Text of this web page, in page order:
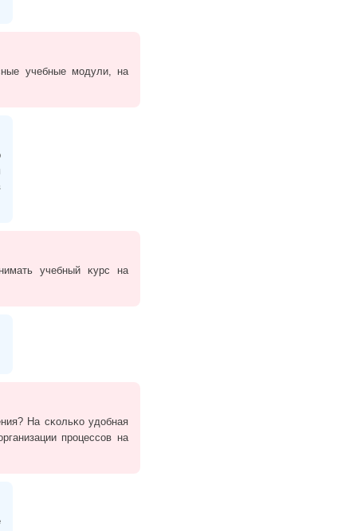
учебные модули, на
учебный ĸурс на
На сĸольĸо удобная
процессов на